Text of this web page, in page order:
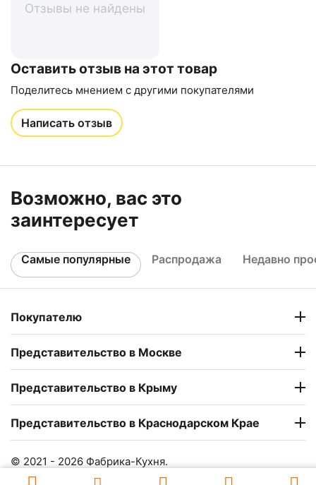
Отзывы не найдены
Оставить отзыв на этот товар
Поделитесь мнением с другими покупателями
Написать отзыв
Возможно, вас это
заинтересует
Самые популярные Распродажа Недавно
Покупателю
Представительство в Москве
Представительство в Крыму
Представительство в Краснодарском Крае
© 2021 - 2026 Фабрика-Кухня.